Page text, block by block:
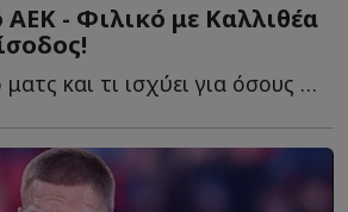
- Φιλικό με Καλλιθέα
Πότε θα γίνει το ματς και τι ισχύει για όσους π...